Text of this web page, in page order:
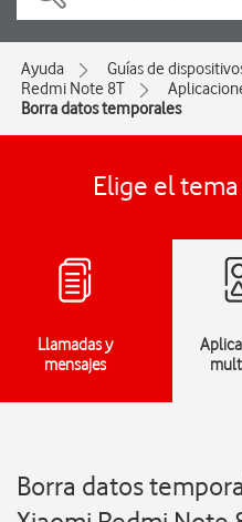
Ayuda Guías de
Redmi Note 8T
Borra datos temporales
Elige el
Llamadas y
mensajes
Borra datos